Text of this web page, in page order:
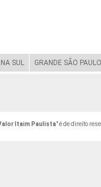
SUL GRANDE SÃO PAULO
Itaim Paulista" é de direito